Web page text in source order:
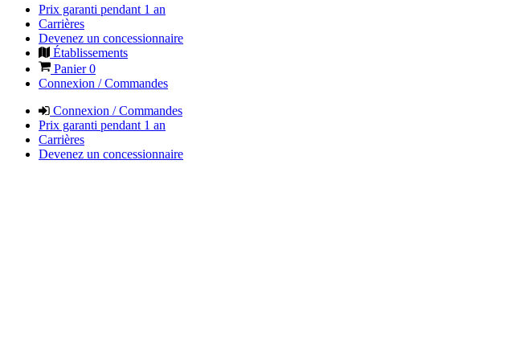
Prix garanti pendant 1 an
Carrières
Devenez un concessionnaire
Établissements
Panier0
Connexion / Commandes
Connexion / Commandes
Prix garanti pendant 1 an
Carrières
Devenez un concessionnaire